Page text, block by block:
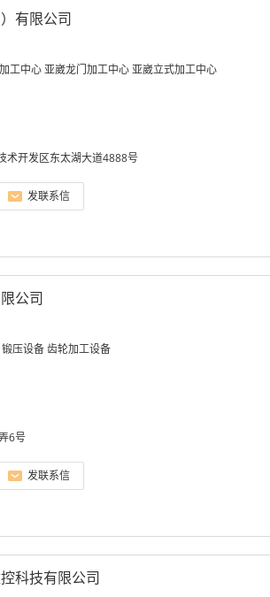
有限公司
工中心亚崴龙门加工中心亚崴立式加工中心
术开发区东太湖大道4888号
发联系信
公司
锻压设备齿轮加工设备
6号
发联系信
科技有限公司